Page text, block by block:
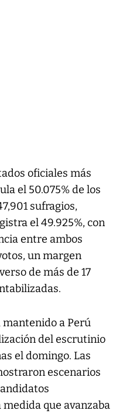
oficiales más
el 50.075% de los
sufragios,
el 49.925%, con
entre ambos
un margen
de más de 17
a Perú
del escrutinio
el domingo. Las
escenarios
que avanzaba